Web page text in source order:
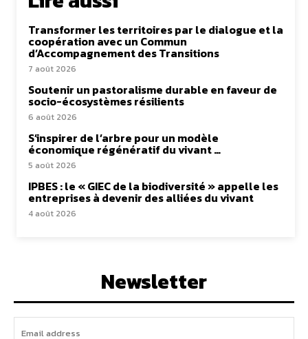
Transformer les territoires par le dialogue et la
coopération avec un Commun
d’Accompagnement des Transitions
7 août 2026
Soutenir un pastoralisme durable en faveur de
socio-écosystèmes résilients
6 août 2026
S’inspirer de l’arbre pour un modèle
économique régénératif du vivant …
5 août 2026
IPBES : le « GIEC de la biodiversité » appelle les
entreprises à devenir des alliées du vivant
4 août 2026
Newsletter